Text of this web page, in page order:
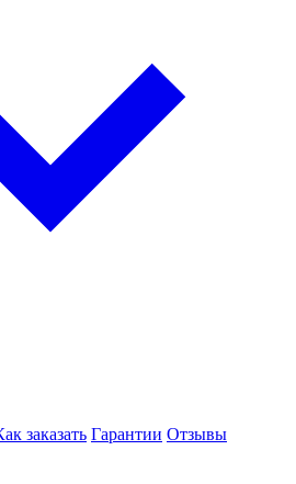
заказать Гарантии Отзывы